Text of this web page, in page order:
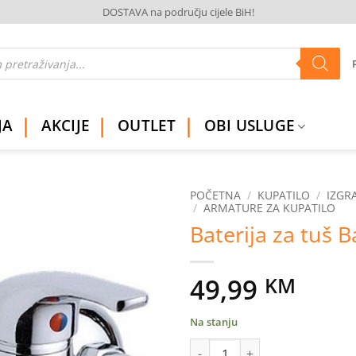
DOSTAVA na području cijele BiH!
AKCIJE OUTLET OBI USLUGE
POČETNA / KUPATILO /
/ ARMATURE ZA KUPATILO
Baterija za tuš
49,99 KM
Na stanju
Baterija za tuš Basic količina